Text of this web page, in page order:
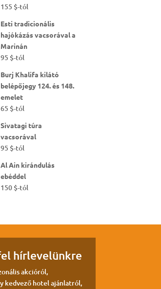
155 $-tól
Esti tradicionális
hajókázás vacsorával a
Marinán
95 $-tól
Burj Khalifa kilátó
belépőjegy 124. és 148.
emelet
65 $-tól
Sivatagi túra
vacsorával
95 $-tól
Al Ain kirándulás
ebéddel
150 $-tól
hírlevelünkre
akcióról,
kedvező hotel ajánlatról,